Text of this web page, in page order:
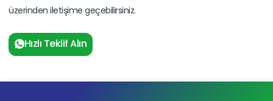
üzerinden iletişime geçebilirsiniz.
Hızlı Teklif Alın